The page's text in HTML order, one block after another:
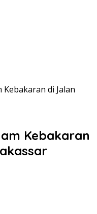
di Jalan
Kebakaran